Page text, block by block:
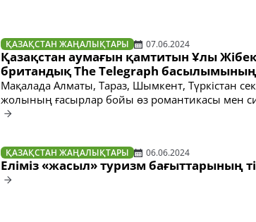
ҚАЗАҚСТАН ЖАҢАЛЫҚТАРЫ 07.06.2024
Қазақстан аумағын қамтитын Ұлы
британдық The Telegraph басылымының
Мақалада Алматы, Тараз, Шымкент, Түркістан
жолының ғасырлар бойы өз романтикасы мен
ҚАЗАҚСТАН ЖАҢАЛЫҚТАРЫ 06.06.2024
Еліміз «жасыл» туризм бағыттарының